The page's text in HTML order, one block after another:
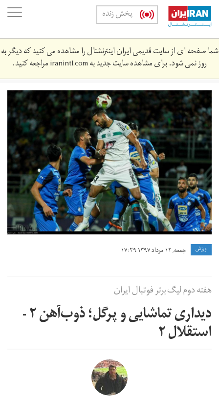
Skip
main
content
پخش زنده
شما صفحه ای از سایت قدیمی ایران اینترنشنال را مشاهده می کنید که دیگر به
روز نمی شود. برای مشاهده سایت جدید بهiranintl.comمراجعه کنید.
n3641034-
6554480.jpg
ورزش جمعه, ۱۲ مرداد ۱۳۹۷ ۱۷:۲۹
هفته دوم لیگ برتر فوتبال ایران
دیداری تماشایی و پرگل؛ ذوب‌آهن ۲ -
استقلال ۲